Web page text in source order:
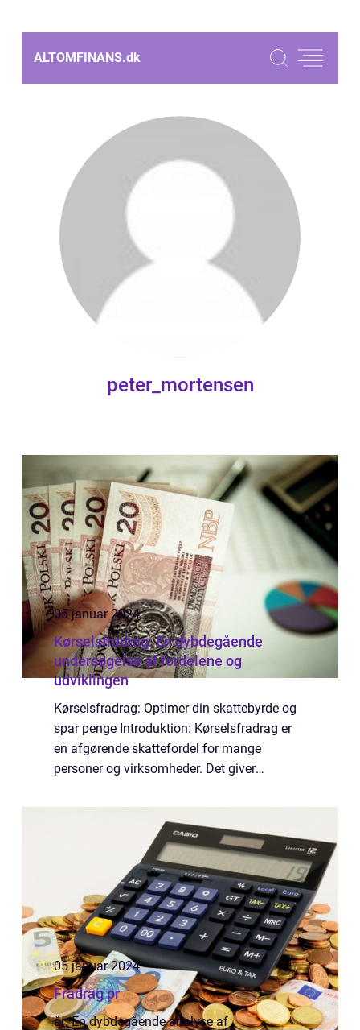
ALTOMFINANS.dk
peter_mortensen
05 januar 2024
Kørselsfradrag: En dybdegående
undersøgelse af fordelene og
udviklingen
Kørselsfradrag: Optimer din skattebyrde og
spar penge Introduktion: Kørselsfradrag er
en afgørende skattefordel for mange
personer og virksomheder. Det giver
ens skatteopgørelse, og det kan føre til be...
05 januar 2024
Fradrag pr
år: En dybdegående analyse af